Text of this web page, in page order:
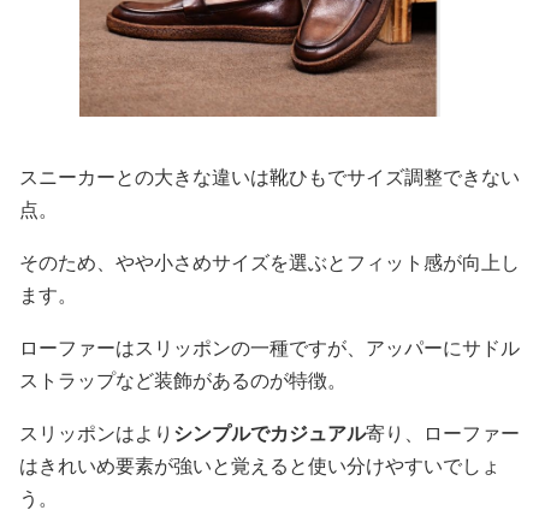
スニーカーとの大きな違いは靴ひもでサイズ調整できない
点。
そのため、やや小さめサイズを選ぶとフィット感が向上し
ます。
ローファーはスリッポンの一種ですが、アッパーにサドル
ストラップなど装飾があるのが特徴。
スリッポンはより シンプルでカジュアル寄り、ローファー
はきれいめ要素が強いと覚えると使い分けやすいでしょ
う。